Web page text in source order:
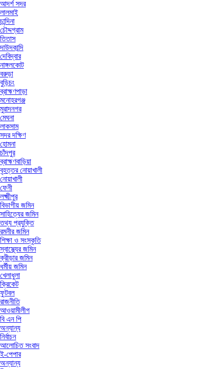
আদর্শ সদর
লালমাই
চান্দিনা
চৌদ্দগ্রাম
তিতাস
দাউদকান্দি
দেবিদ্বার
নাঙ্গলকোট
বরুড়া
বুড়িচং
ব্রাহ্মণপাড়া
মনোহরগঞ্জ
মুরাদনগর
মেঘনা
লাকসাম
সদর দক্ষিণ
হোমনা
চাঁদপুর
ব্রাহ্মণবাড়িয়া
বৃহত্তর নোয়াখালী
নোয়াখালী
ফেনী
লক্ষ্মীপুর
বিভাগীয় জমিন
সাহিত্যের জমিন
তথ্য প্রযুক্তি
রমনীর জমিন
শিক্ষা ও সংস্কৃতি
স্বাস্থ্যের জমিন
ক্রীড়ার জমিন
ধর্মীয় জমিন
খেলাধুলা
ক্রিকেট
ফুটবল
রাজনীতি
আওয়ামীলীগ
বি এন পি
অন্যান্য
নির্বাচন
আলোচিত সংবাদ
ই-পেপার
অন্যান্য